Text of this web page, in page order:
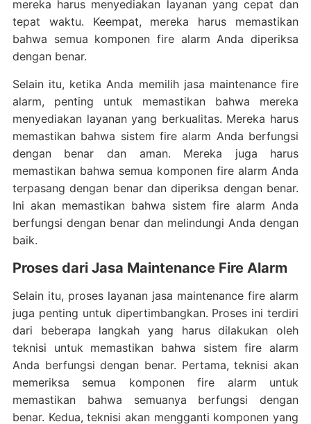
mereka harus menyediakan layanan yang cepat dan
tepat waktu. Keempat, mereka harus memastikan
bahwa semua komponen fire alarm Anda diperiksa
dengan benar.
Selain itu, ketika Anda memilih jasa maintenance fire
alarm, penting untuk memastikan bahwa mereka
menyediakan layanan yang berkualitas. Mereka harus
memastikan bahwa sistem fire alarm Anda berfungsi
dengan benar dan aman. Mereka juga harus
memastikan bahwa semua komponen fire alarm Anda
terpasang dengan benar dan diperiksa dengan benar.
Ini akan memastikan bahwa sistem fire alarm Anda
berfungsi dengan benar dan melindungi Anda dengan
baik.
Proses dari Jasa Maintenance Fire Alarm
Selain itu, proses layanan jasa maintenance fire alarm
juga penting untuk dipertimbangkan. Proses ini terdiri
dari beberapa langkah yang harus dilakukan oleh
teknisi untuk memastikan bahwa sistem fire alarm
Anda berfungsi dengan benar. Pertama, teknisi akan
memeriksa semua komponen fire alarm untuk
memastikan bahwa semuanya berfungsi dengan
benar. Kedua, teknisi akan mengganti komponen yang